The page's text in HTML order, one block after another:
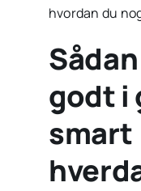
hvordan du
godt i
smart